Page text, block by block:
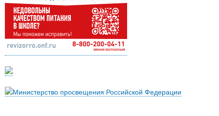
Министерство просвещения Российской Федерации